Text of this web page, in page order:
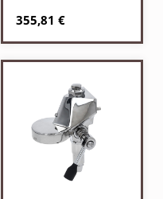
Regulärer Preis:
355,81 €